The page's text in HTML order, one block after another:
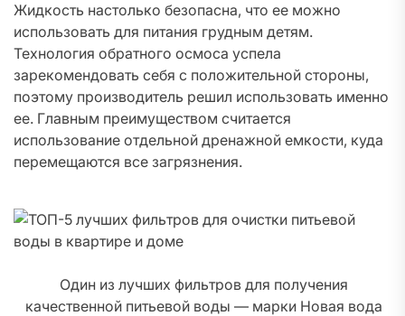
Жидкость настолько безопасна, что ее можно
использовать для питания грудным детям.
Технология обратного осмоса успела
зарекомендовать себя с положительной стороны,
поэтому производитель решил использовать именно
ее. Главным преимуществом считается
использование отдельной дренажной емкости, куда
перемещаются все загрязнения.
Один из лучших фильтров для получения
качественной питьевой воды — марки Новая вода